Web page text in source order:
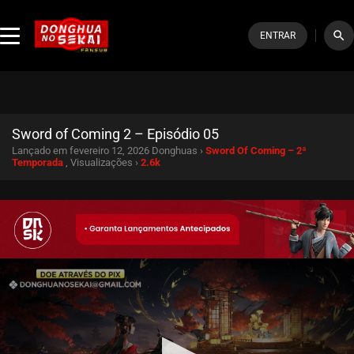
ENTRAR search
Sword of Coming 2 – Episódio 05
Lançado em fevereiro 12, 2026 Donghuas › Sword Of Coming – 2ª
Temporada , Visualizações › 2.6k